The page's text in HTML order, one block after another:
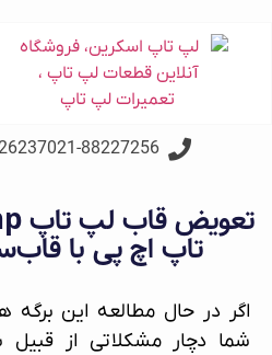
021-88227256
تاپ اچ پی با
اگر در حال مطالعه این
شما دچار مشکلاتی از